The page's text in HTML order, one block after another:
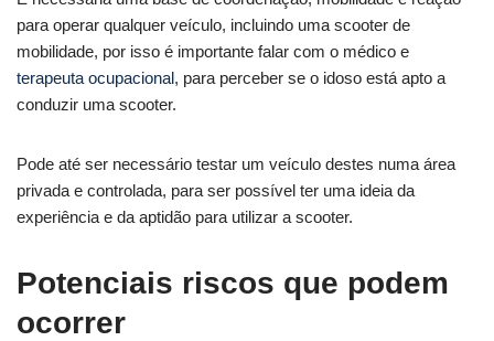
para operar qualquer veículo, incluindo uma scooter de
mobilidade, por isso é importante falar com o médico e
terapeuta ocupacional, para perceber se o idoso está apto a
conduzir uma scooter.
Pode até ser necessário testar um veículo destes numa área
privada e controlada, para ser possível ter uma ideia da
experiência e da aptidão para utilizar a scooter.
Potenciais riscos que podem
ocorrer